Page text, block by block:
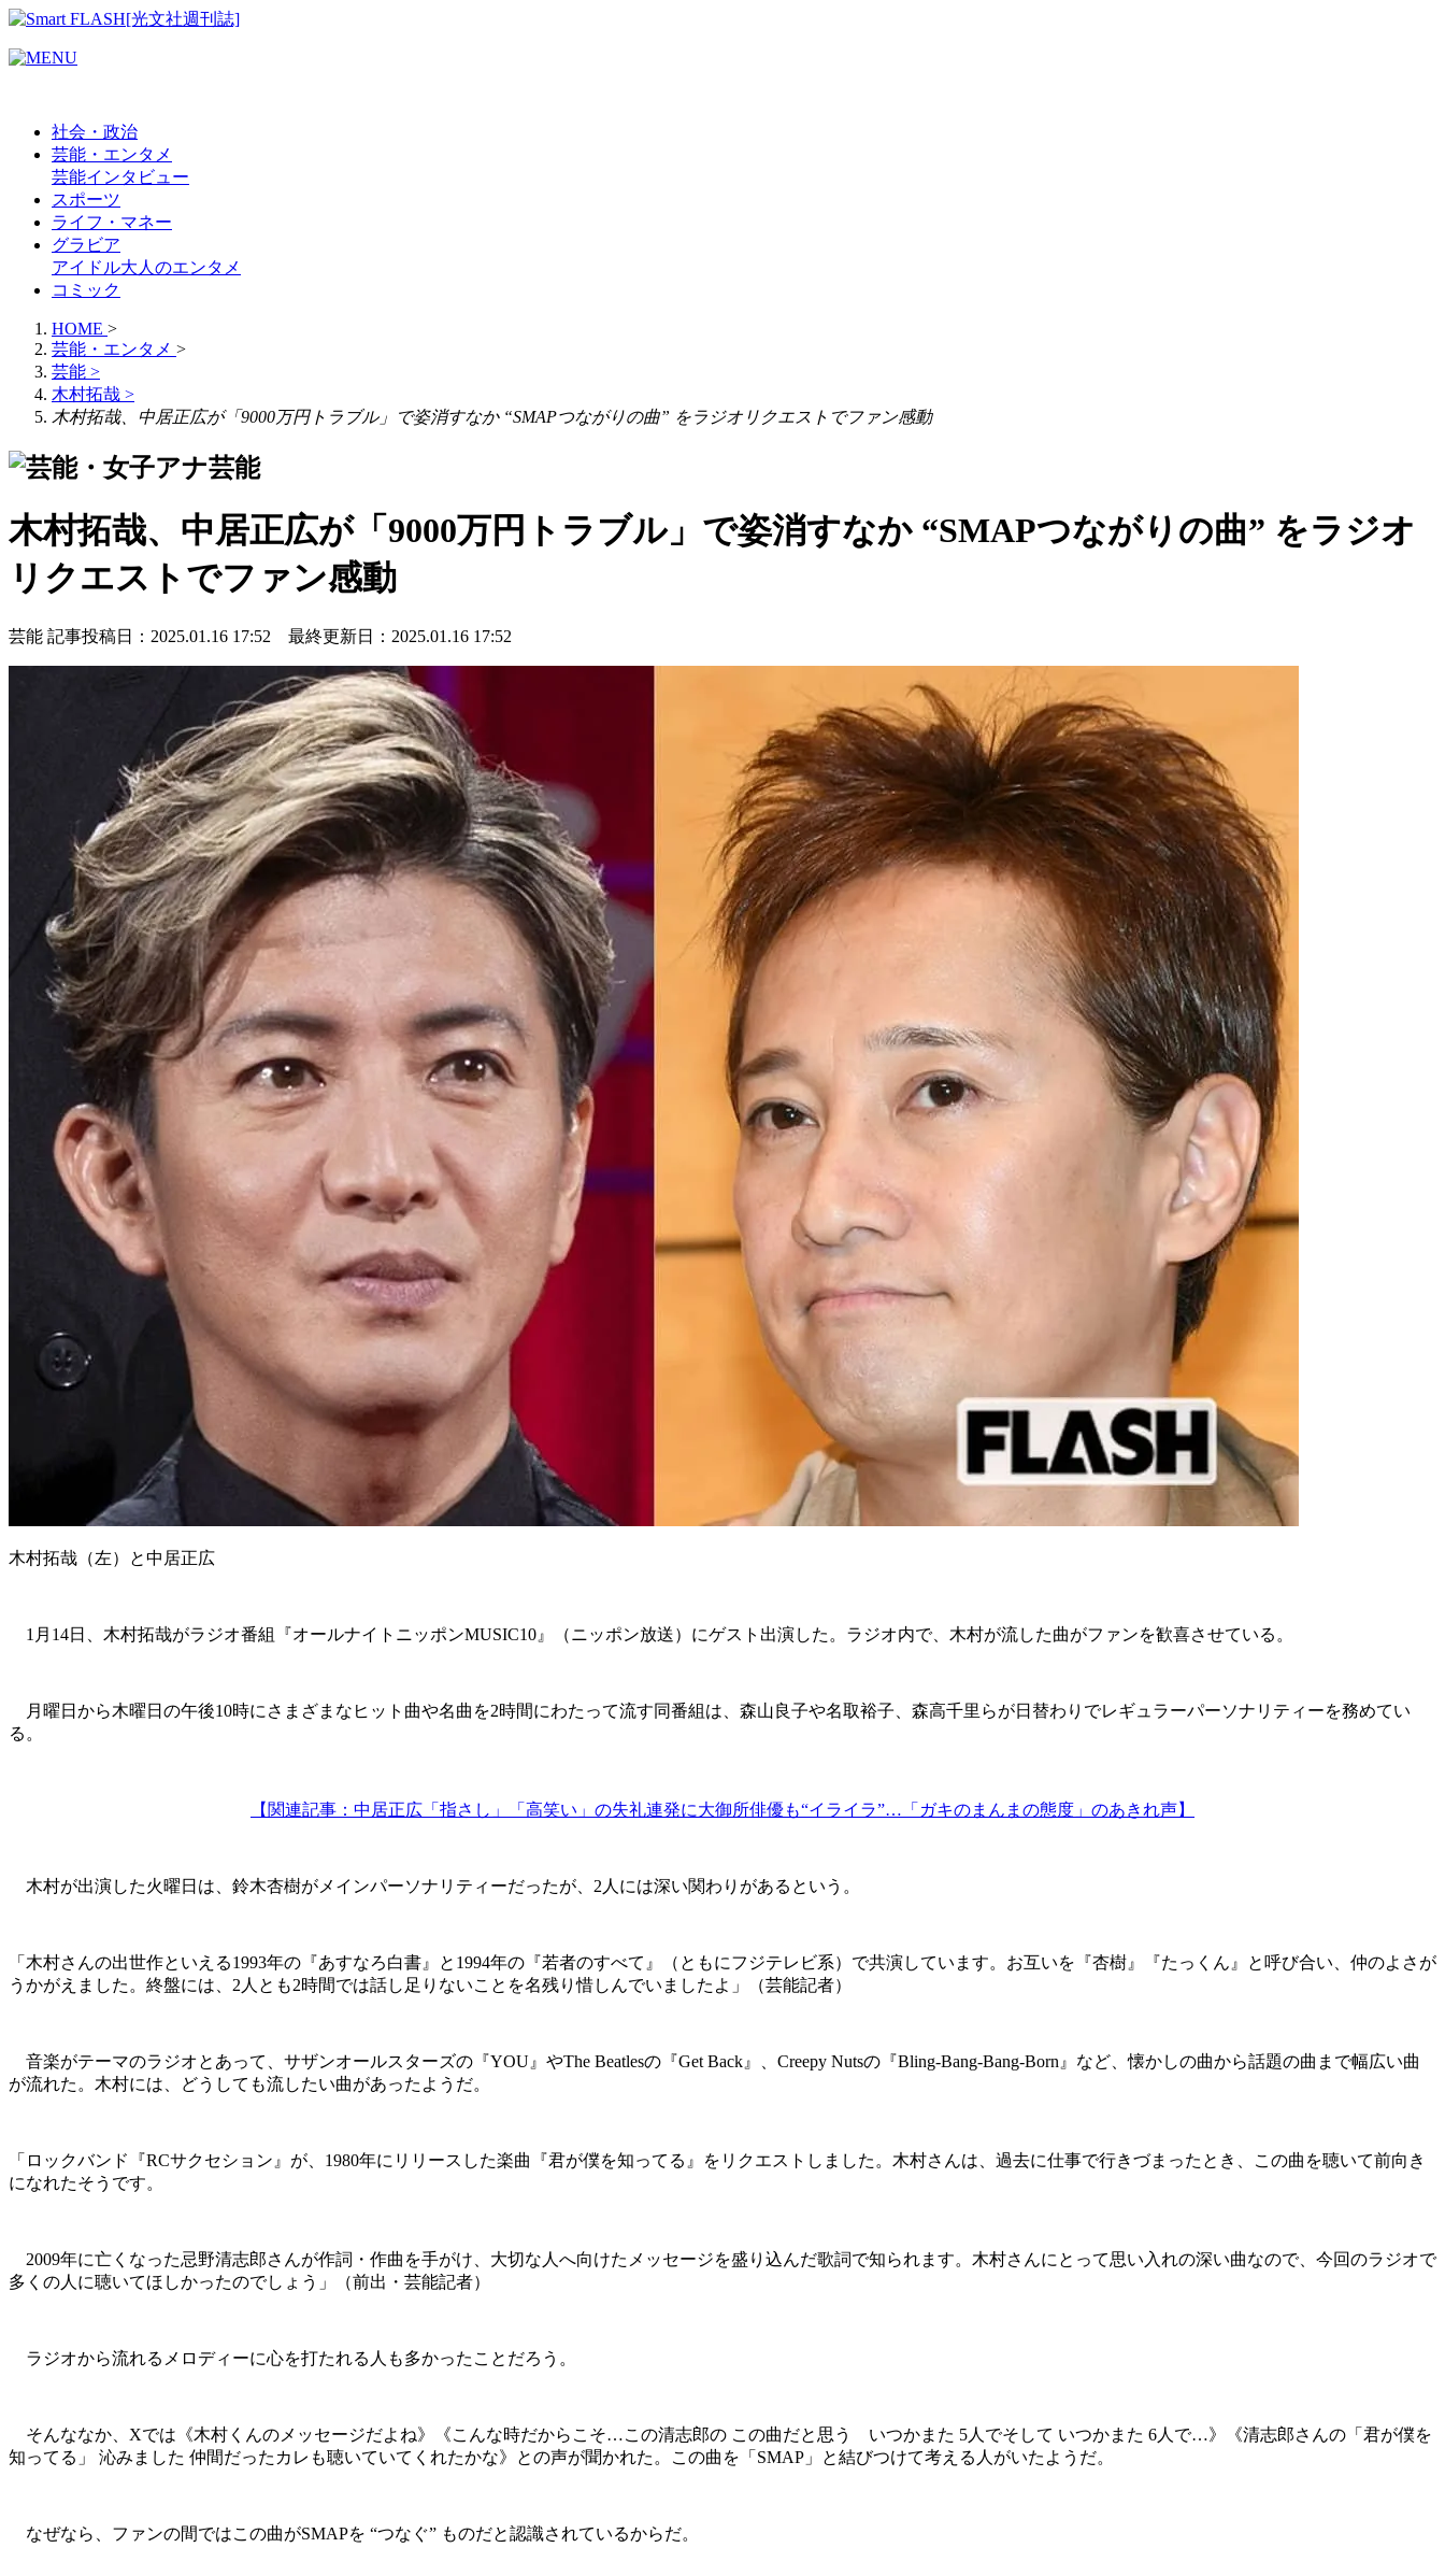
社会・政治
芸能・エンタメ
芸能インタビュー
スポーツ
ライフ・マネー
グラビア
アイドル大人のエンタメ
コミック
HOME >
芸能・エンタメ >
芸能 >
木村拓哉 >
木村拓哉、中居正広が「9000万円トラブル」で姿消すなか “SMAPつながりの曲” をラジオリクエストでファン感動
芸能
木村拓哉、中居正広が「9000万円トラブル」で姿消すなか “SMAPつながりの曲” をラジオ
リクエストでファン感動
芸能 記事投稿日：2025.01.16 17:52 最終更新日：2025.01.16 17:52
木村拓哉（左）と中居正広
1月14日、木村拓哉がラジオ番組『オールナイトニッポンMUSIC10』（ニッポン放送）にゲスト出演した。ラジオ内で、木村が流した曲がファンを歓喜させている。
月曜日から木曜日の午後10時にさまざまなヒット曲や名曲を2時間にわたって流す同番組は、森山良子や名取裕子、森高千里らが日替わりでレギュラーパーソナリティーを務めてい
る。
【関連記事：中居正広「指さし」「高笑い」の失礼連発に大御所俳優も“イライラ”…「ガキのまんまの態度」のあきれ声】
木村が出演した火曜日は、鈴木杏樹がメインパーソナリティーだったが、2人には深い関わりがあるという。
「木村さんの出世作といえる1993年の『あすなろ白書』と1994年の『若者のすべて』（ともにフジテレビ系）で共演しています。お互いを『杏樹』『たっくん』と呼び合い、仲のよさが
うかがえました。終盤には、2人とも2時間では話し足りないことを名残り惜しんでいましたよ」（芸能記者）
音楽がテーマのラジオとあって、サザンオールスターズの『YOU』やThe Beatlesの『Get Back』、Creepy Nutsの『Bling-Bang-Bang-Born』など、懐かしの曲から話題の曲まで幅広い曲
が流れた。木村には、どうしても流したい曲があったようだ。
「ロックバンド『RCサクセション』が、1980年にリリースした楽曲『君が僕を知ってる』をリクエストしました。木村さんは、過去に仕事で行きづまったとき、この曲を聴いて前向き
になれたそうです。
2009年に亡くなった忌野清志郎さんが作詞・作曲を手がけ、大切な人へ向けたメッセージを盛り込んだ歌詞で知られます。木村さんにとって思い入れの深い曲なので、今回のラジオで
多くの人に聴いてほしかったのでしょう」（前出・芸能記者）
ラジオから流れるメロディーに心を打たれる人も多かったことだろう。
そんななか、Xでは《木村くんのメッセージだよね》《こんな時だからこそ…この清志郎の この曲だと思う いつかまた 5人でそして いつかまた 6人で…》《清志郎さんの「君が僕を
知ってる」 沁みました 仲間だったカレも聴いていてくれたかな》との声が聞かれた。この曲を「SMAP」と結びつけて考える人がいたようだ。
なぜなら、ファンの間ではこの曲がSMAPを “つなぐ” ものだと認識されているからだ。